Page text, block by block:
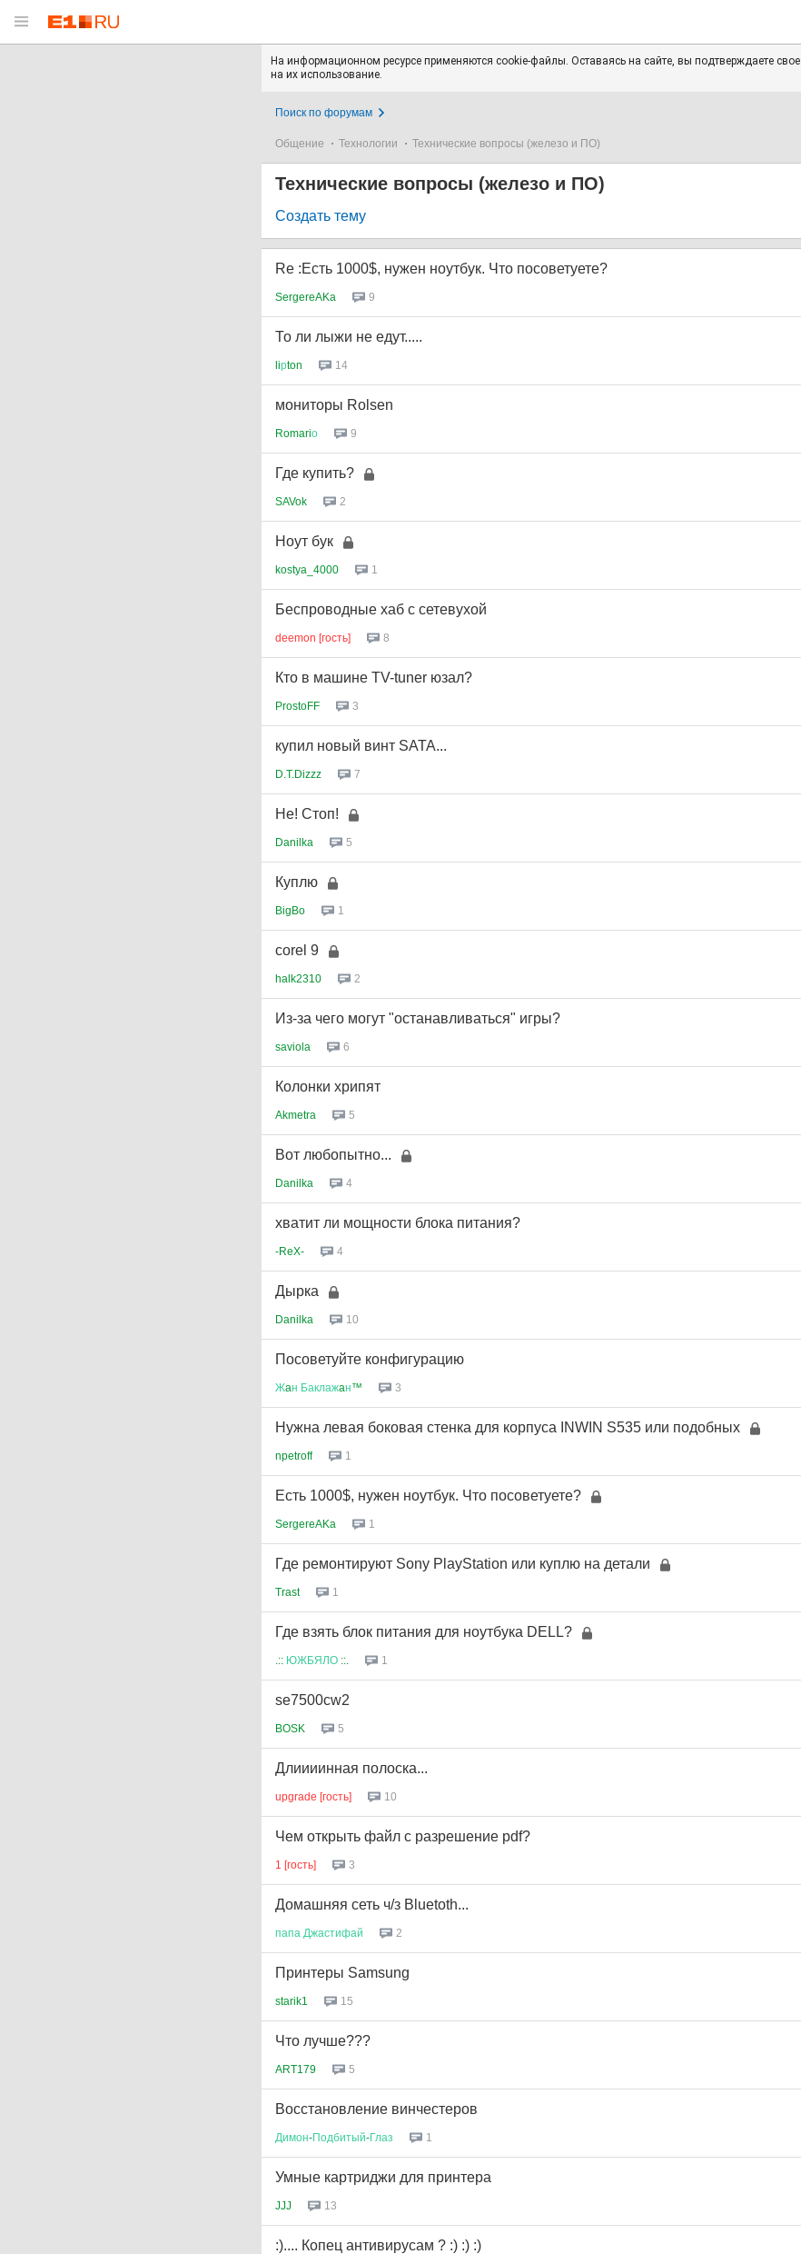
На информационном ресурсе применяются cookie-файлы. Оставаясь на сайте, вы подтверждаете свое
на их использование.
Поиск по форумам
Общение Технологии Технические вопросы (железо и ПО)
Технические вопросы (железо и ПО)
Создать тему
Re :Есть 1000$, нужен ноутбук. Что посоветуете?
SergereAKa 9
То ли лыжи не едут.....
liрton 14
мониторы Rolsen
Romariо 9
Где купить?
SAVok 2
Ноут бук
kostya_4000 1
Беспроводные хаб с сетевухой
deemon [гость] 8
Кто в машине TV-tuner юзал?
ProstoFF 3
купил новый винт SATA...
D.T.Dizzz 7
Не! Стоп!
Danilka 5
Куплю
BigBo 1
corel 9
halk2310 2
Из-за чего могут "останавливаться" игры?
saviola 6
Колонки хрипят
Akmetra 5
Вот любопытно...
Danilka 4
хватит ли мощности блока питания?
-ReX- 4
Дырка
Danilka 10
Посоветуйте конфигурацию
Жaн Баклажaн™ 3
Нужна левая боковая стенка для корпуса INWIN S535 или подобных
npetroff 1
Есть 1000$, нужен ноутбук. Что посоветуете?
SergereAKa 1
Где ремонтируют Sony PlayStation или куплю на детали
Trast 1
Где взять блок питания для ноутбука DELL?
.:: ЮЖБЯЛО ::. 1
se7500cw2
BOSK 5
Длиииинная полоска...
upgrade [гость] 10
Чем открыть файл с разрешение pdf?
1 [гость] 3
Домашняя сеть ч/з Bluetoth...
папа Джастифай 2
Принтеры Samsung
starik1 15
Что лучше???
ART179 5
Восстановление винчестеров
Димон-Подбитый-Глаз 1
Умные картриджи для принтера
JJJ 13
:).... Копец антивирусам ? :) :) :)